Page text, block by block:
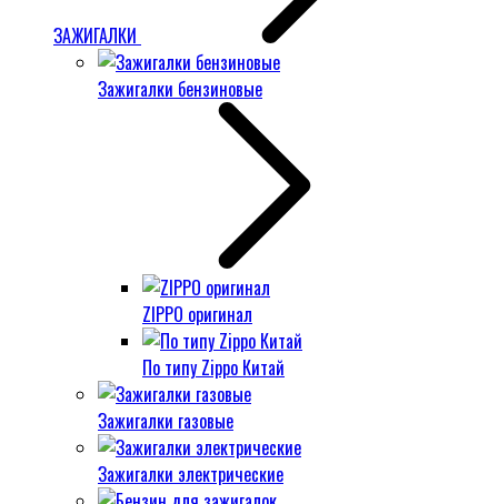
ЗАЖИГАЛКИ
Зажигалки бензиновые
ZIPPO оригинал
По типу Zippo Китай
Зажигалки газовые
Зажигалки электрические